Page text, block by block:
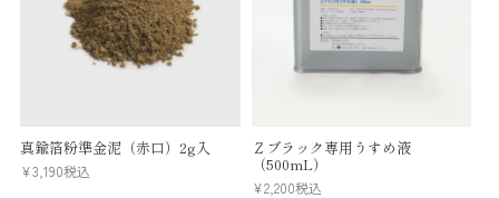
真鍮箔粉準金泥（赤口）2g入
¥3,190税込
Ｚブラック専用うすめ液
（500mL）
¥2,200税込